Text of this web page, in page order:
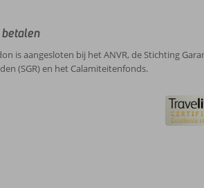
is aangesloten bij het ANVR, de Stichting
(SGR) en het Calamiteitenfonds.